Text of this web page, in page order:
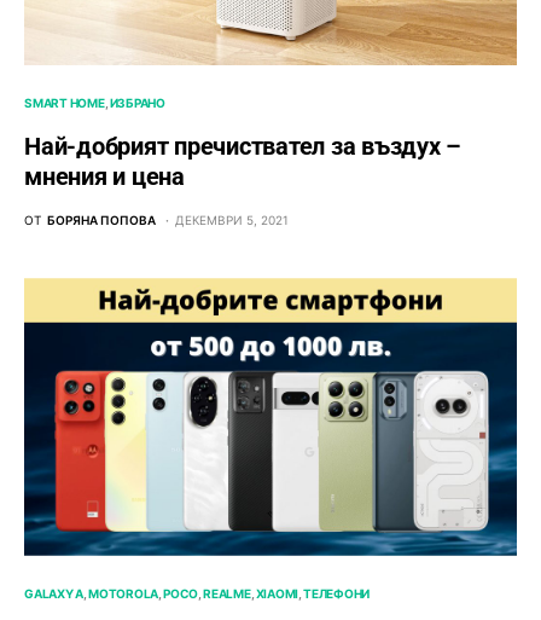
SMART HOME ИЗБРАНО
Най-добрият пречиствател за въздух –
мнения и цена
ОТ БОРЯНА ПОПОВА ДЕКЕМВРИ 5, 2021
GALAXY A MOTOROLA POCO REALME XIAOMI ТЕЛЕФОНИ